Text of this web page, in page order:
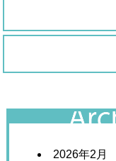
2026年2月